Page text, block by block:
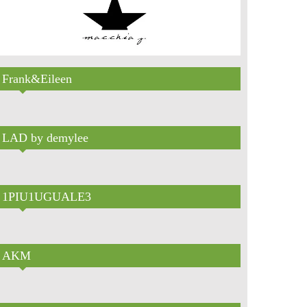
Frank&Eileen
LAD by demylee
1PIU1UGUALE3
AKM